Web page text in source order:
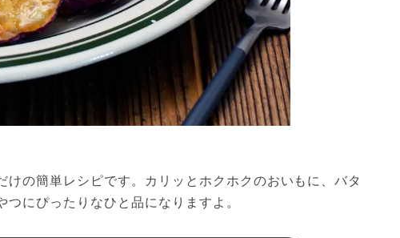
けの簡単レシピです。カリッとホクホクのおいもに、バタ
にぴったりなひと品になりますよ。